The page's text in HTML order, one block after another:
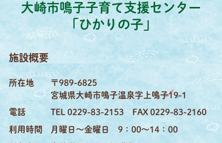
大崎市鳴子子育て支援センター
「ひかりの子」
施設概要
所在地
〒989-6825
宮城県大崎市鳴子温泉字上鳴子19-1
電話 TEL 0229-83-2153 FAX 0229-83-2160
利用時間 月曜日〜金曜日 9：00〜14：00